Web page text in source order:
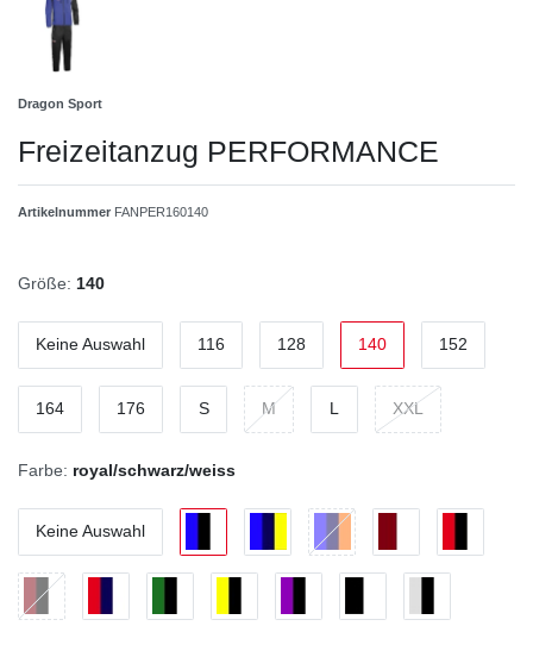
Dragon Sport
Freizeitanzug PERFORMANCE
Artikelnummer FANPER160140
Größe: 140
Keine Auswahl 116 128 140 152
164 176 S M L XXL
Farbe: royal/schwarz/weiss
Keine Auswahl